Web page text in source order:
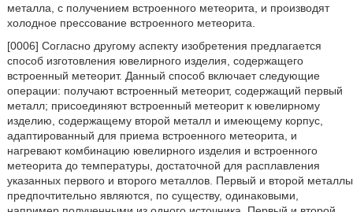
металла, с получением встроенного метеорита, и производят
холодное прессование встроенного метеорита.
[0006] Согласно другому аспекту изобретения предлагается
способ изготовления ювелирного изделия, содержащего
встроенный метеорит. Данный способ включает следующие
операции: получают встроенный метеорит, содержащий первый
металл; присоединяют встроенный метеорит к ювелирному
изделию, содержащему второй металл и имеющему корпус,
адаптированный для приема встроенного метеорита, и
нагревают комбинацию ювелирного изделия и встроенного
метеорита до температуры, достаточной для расплавления
указанных первого и второго металлов. Первый и второй металлы
предпочтительно являются, по существу, одинаковыми,